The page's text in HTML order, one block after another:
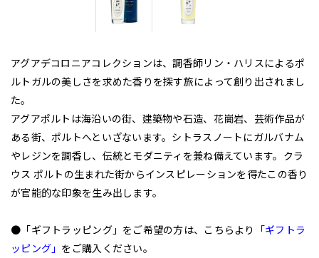
アグアデコロニアコレクションは、調香師リン・ハリスによるポ
ルトガルの美しさを求めた香りを探す旅によって創り出されまし
た。
アグアポルトは海沿いの街、建築物や石造、花崗岩、芸術作品が
ある街、ポルトへといざないます。シトラスノートにガルバナム
やレジンを調香し、伝統とモダニティを兼ね備えています。クラ
ウス ポルトの生まれた街からインスピレーションを得たこの香り
が官能的な印象を生み出します。
●「ギフトラッピング」をご希望の方は、こちらより
「ギフトラ
ッピング」 をご購入ください。